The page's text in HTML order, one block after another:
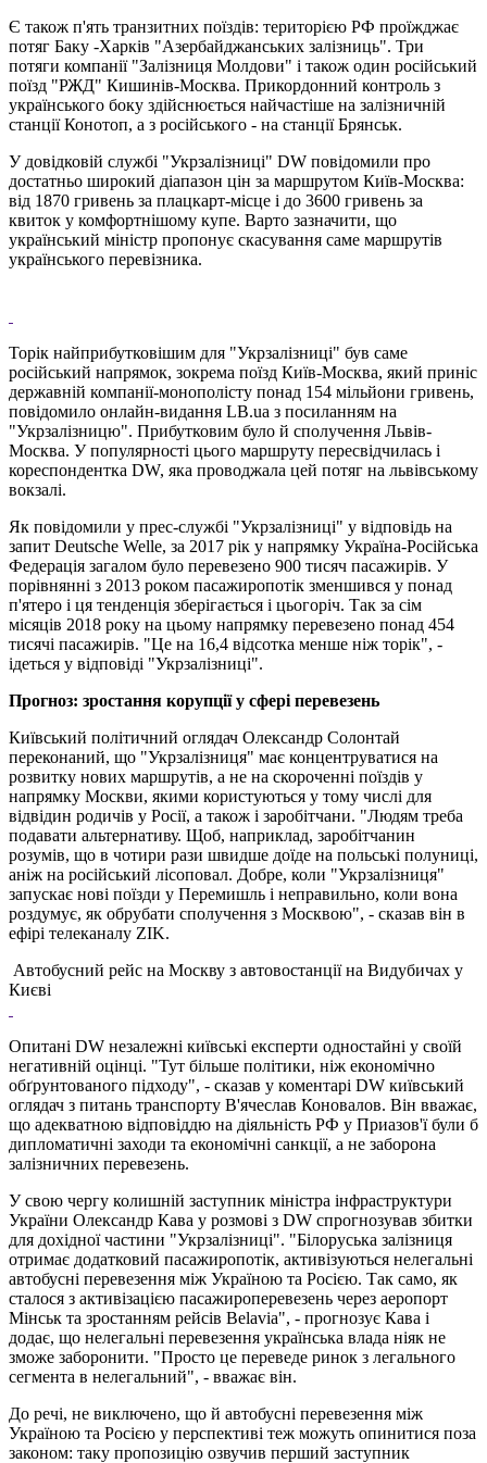
Є також п'ять транзитних поїздів: територією РФ проїжджає
потяг Баку -Харків "Азербайджанських залізниць". Три
потяги компанії "Залізниця Молдови" і також один російський
поїзд "РЖД" Кишинів-Москва. Прикордонний контроль з
українського боку здійснюється найчастіше на залізничній
станції Конотоп, а з російського - на станції Брянськ.
У довідковій службі "Укрзалізниці" DW повідомили про
достатньо широкий діапазон цін за маршрутом Київ-Москва:
від 1870 гривень за плацкарт-місце і до 3600 гривень за
квиток у комфортнішому купе. Варто зазначити, що
український міністр пропонує скасування саме маршрутів
українського перевізника.
Торік найприбутковішим для "Укрзалізниці" був саме
російський напрямок, зокрема поїзд Київ-Москва, який приніс
державній компанії-монополісту понад 154 мільйони гривень,
повідомило онлайн-видання LB.ua з посиланням на
"Укрзалізницю". Прибутковим було й сполучення Львів-
Москва. У популярності цього маршруту пересвідчилась і
кореспондентка DW, яка проводжала цей потяг на львівському
вокзалі.
Як повідомили у прес-службі "Укрзалізниці" у відповідь на
запит Deutsche Welle, за 2017 рік у напрямку Україна-Російська
Федерація загалом було перевезено 900 тисяч пасажирів. У
порівнянні з 2013 роком пасажиропотік зменшився у понад
п'ятеро і ця тенденція зберігається і цьогоріч. Так за сім
місяців 2018 року на цьому напрямку перевезено понад 454
тисячі пасажирів. "Це на 16,4 відсотка менше ніж торік", -
ідеться у відповіді "Укрзалізниці".
Прогноз: зростання корупції у сфері перевезень
Київський політичний оглядач Олександр Солонтай
переконаний, що "Укрзалізниця" має концентруватися на
розвитку нових маршрутів, а не на скороченні поїздів у
напрямку Москви, якими користуються у тому числі для
відвідин родичів у Росії, а також і заробітчани. "Людям треба
подавати альтернативу. Щоб, наприклад, заробітчанин
розумів, що в чотири рази швидше доїде на польські полуниці,
аніж на російський лісоповал. Добре, коли "Укрзалізниця"
запускає нові поїзди у Перемишль і неправильно, коли вона
роздумує, як обрубати сполучення з Москвою", - сказав він в
ефірі телеканалу ZIK.
Автобусний рейс на Москву з автовостанції на Видубичах у
Києві
Опитані DW незалежні київські експерти одностайні у своїй
негативній оцінці. "Тут більше політики, ніж економічно
обґрунтованого підходу", - сказав у коментарі DW київський
оглядач з питань транспорту В'ячеслав Коновалов. Він вважає,
що адекватною відповіддю на діяльність РФ у Приазов'ї були б
дипломатичні заходи та економічні санкції, а не заборона
залізничних перевезень.
У свою чергу колишній заступник міністра інфраструктури
України Олександр Кава у розмові з DW спрогнозував збитки
для дохідної частини "Укрзалізниці". "Білоруська залізниця
отримає додатковий пасажиропотік, активізуються нелегальні
автобусні перевезення між Україною та Росією. Так само, як
сталося з активізацією пасажироперевезень через аеропорт
Мінськ та зростанням рейсів Belavia", - прогнозує Кава і
додає, що нелегальні перевезення українська влада ніяк не
зможе заборонити. "Просто це переведе ринок з легального
сегмента в нелегальний", - вважає він.
До речі, не виключено, що й автобусні перевезення між
Україною та Росією у перспективі теж можуть опинитися поза
законом: таку пропозицію озвучив перший заступник